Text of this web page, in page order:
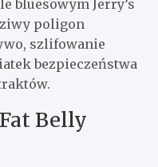
bluesowym Jerry’s
poligon
szlifowanie
bezpieczeństwa
Belly